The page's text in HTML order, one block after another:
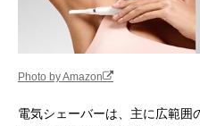
APS-01
Amazonで見る
パナソニック
(Panasonic) フェ
Amazonで見る
コイズミ
Photo by Amazon
電気シェーバーは、主に広範囲